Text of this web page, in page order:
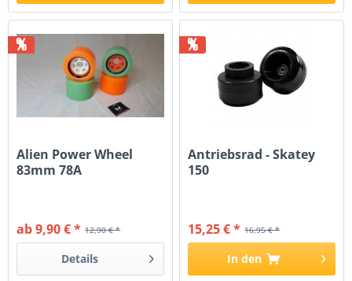
%
Alien Power Wheel
83mm 78A
12,90 € *
ab 9,90 € *
Details
%
Antriebsrad - Skatey
150
16,95 € *
15,25 € *
In den